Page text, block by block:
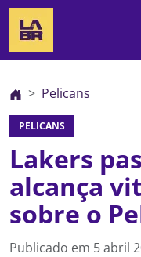
Pelicans
PELICANS
Lakers
alcança
sobre o
Publicado em 5 abril